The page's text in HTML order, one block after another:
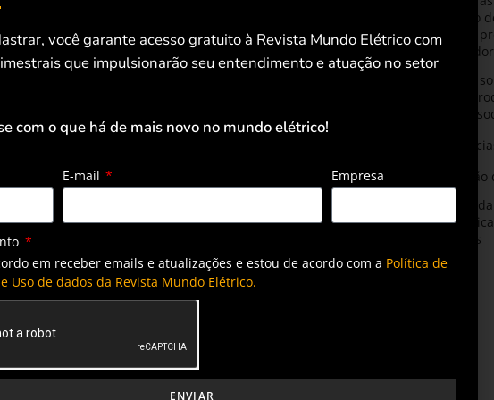
Governo
discutir
Energia
25% a
projeto
inscritos
você garante acesso gratuito à Revista Mundo Elétrico com
que impulsionarão seu entendimento e atuação no setor
com o que há de mais novo no mundo elétrico!
E-mail Empresa
em receber emails e atualizações e estou de acordo com a Política de
Uso de dados da Revista Mundo Elétrico.
ENVIAR